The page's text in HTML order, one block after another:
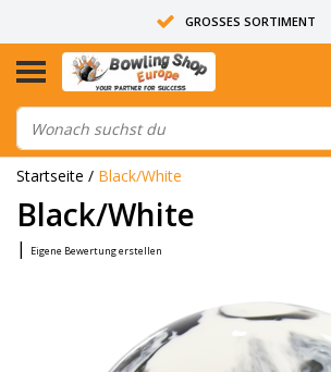
GROSSES SORTIMENT
14 TAGE RÜCKGABERECHT
ALLE BOWLINGKUGELN SIND
Startseite / Black/White
Black/White
| Eigene Bewertung erstellen